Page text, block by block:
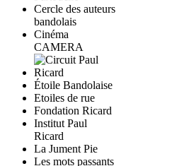
Cercle des auteurs
bandolais
Cinéma
CAMERA
Étoile Bandolaise
Etoiles de rue
Fondation Ricard
Institut Paul
Ricard
La Jument Pie
Les mots passants